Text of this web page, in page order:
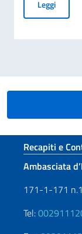
LeggiAL VIA
Recapiti e
Ambasciata
171-1-171
Tel: